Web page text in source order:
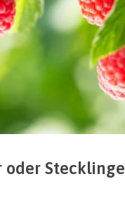
oder Stecklinge